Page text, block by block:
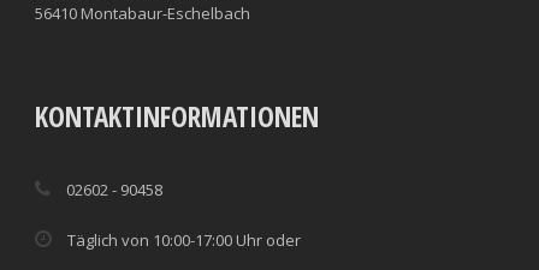
56410 Montabaur-Eschelbach
KONTAKTINFORMATIONEN
02602 - 90458
Täglich von 10:00-17:00 Uhr oder